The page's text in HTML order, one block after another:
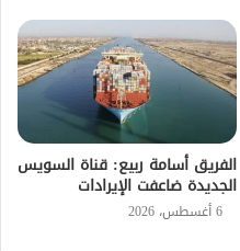
الفريق أسامة ربيع: قناة السويس
الجديدة ضاعفت الإيرادات
6 أغسطس، 2026